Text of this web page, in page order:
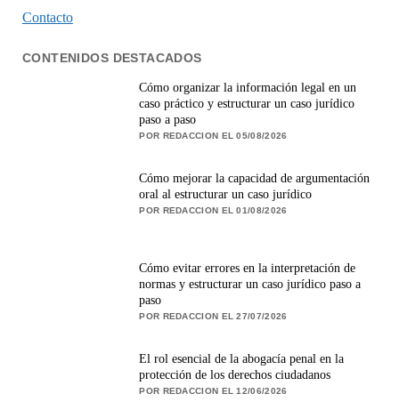
Contacto
CONTENIDOS DESTACADOS
Cómo organizar la información legal en un
caso práctico y estructurar un caso jurídico
paso a paso
POR REDACCION EL 05/08/2026
Cómo mejorar la capacidad de argumentación
oral al estructurar un caso jurídico
POR REDACCION EL 01/08/2026
Cómo evitar errores en la interpretación de
normas y estructurar un caso jurídico paso a
paso
POR REDACCION EL 27/07/2026
El rol esencial de la abogacía penal en la
protección de los derechos ciudadanos
POR REDACCION EL 12/06/2026